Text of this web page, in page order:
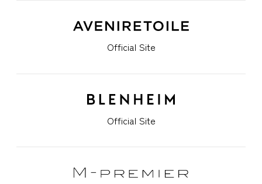
Official Site
Official Site